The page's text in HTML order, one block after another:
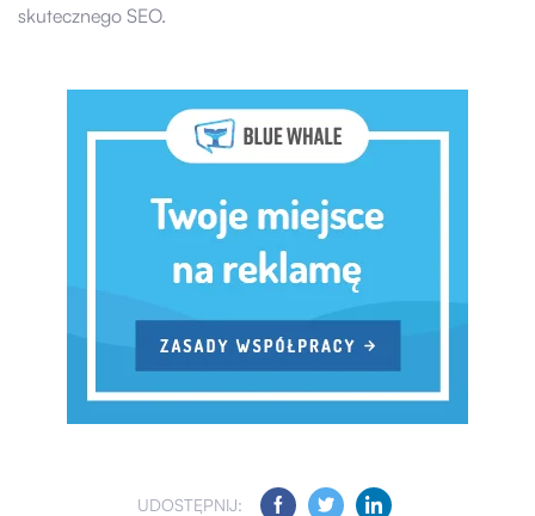
skutecznego SEO.
UDOSTĘPNIJ: